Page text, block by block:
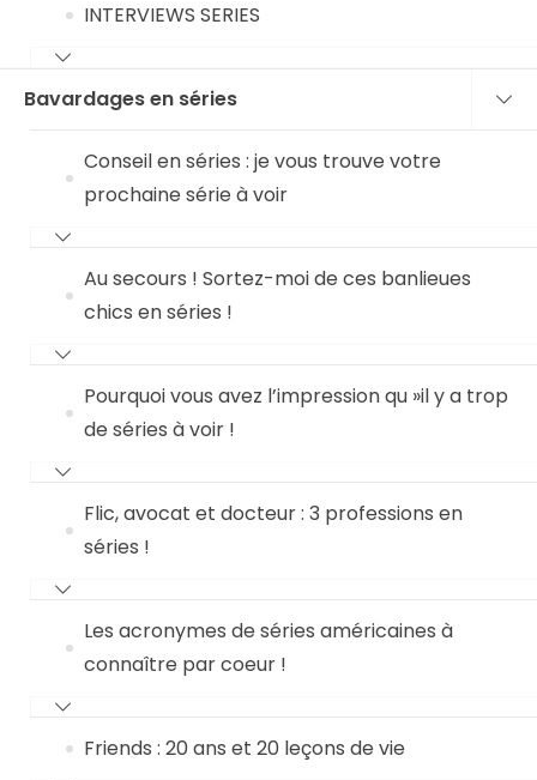
INTERVIEWS SERIES
Bavardages en séries
Conseil en séries : je vous trouve votre
prochaine série à voir
Au secours ! Sortez-moi de ces banlieues
chics en séries !
Pourquoi vous avez l’impression qu »il y a trop
de séries à voir !
Flic, avocat et docteur : 3 professions en
séries !
Les acronymes de séries américaines à
connaître par coeur !
Friends : 20 ans et 20 leçons de vie